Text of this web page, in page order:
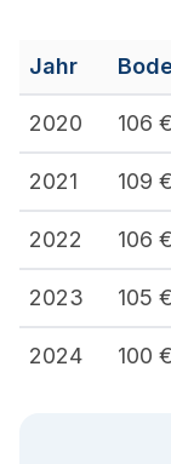
Jahr
2020 106
2021 109
2022 106
2023 105
2024 100